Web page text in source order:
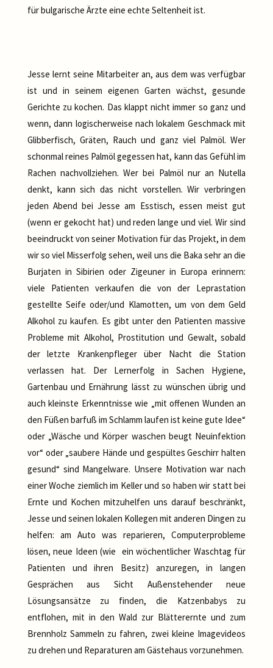
für bulgarische Ärzte eine echte Seltenheit ist.
Jesse lernt seine Mitarbeiter an, aus dem was verfügbar
ist und in seinem eigenen Garten wächst, gesunde
Gerichte zu kochen. Das klappt nicht immer so ganz und
wenn, dann logischerweise nach lokalem Geschmack mit
Glibberfisch, Gräten, Rauch und ganz viel Palmöl. Wer
schonmal reines Palmöl gegessen hat, kann das Gefühl im
Rachen nachvollziehen. Wer bei Palmöl nur an Nutella
denkt, kann sich das nicht vorstellen. Wir verbringen
jeden Abend bei Jesse am Esstisch, essen meist gut
(wenn er gekocht hat) und reden lange und viel. Wir sind
beeindruckt von seiner Motivation für das Projekt, in dem
wir so viel Misserfolg sehen, weil uns die Baka sehr an die
Burjaten in Sibirien oder Zigeuner in Europa erinnern:
viele Patienten verkaufen die von der Leprastation
gestellte Seife oder/und Klamotten, um von dem Geld
Alkohol zu kaufen. Es gibt unter den Patienten massive
Probleme mit Alkohol, Prostitution und Gewalt, sobald
der letzte Krankenpfleger über Nacht die Station
verlassen hat. Der Lernerfolg in Sachen Hygiene,
Gartenbau und Ernährung lässt zu wünschen übrig und
auch kleinste Erkenntnisse wie „mit offenen Wunden an
den Füßen barfuß im Schlamm laufen ist keine gute Idee“
oder „Wäsche und Körper waschen beugt Neuinfektion
vor“ oder „saubere Hände und gespültes Geschirr halten
gesund“ sind Mangelware. Unsere Motivation war nach
einer Woche ziemlich im Keller und so haben wir statt bei
Ernte und Kochen mitzuhelfen uns darauf beschränkt,
Jesse und seinen lokalen Kollegen mit anderen Dingen zu
helfen: am Auto was reparieren, Computerprobleme
lösen, neue Ideen (wie ein wöchentlicher Waschtag für
Patienten und ihren Besitz) anzuregen, in langen
Gesprächen aus Sicht Außenstehender neue
Lösungsansätze zu finden, die Katzenbabys zu
entflohen, mit in den Wald zur Blätterernte und zum
Brennholz Sammeln zu fahren, zwei kleine Imagevideos
zu drehen und Reparaturen am Gästehaus vorzunehmen.